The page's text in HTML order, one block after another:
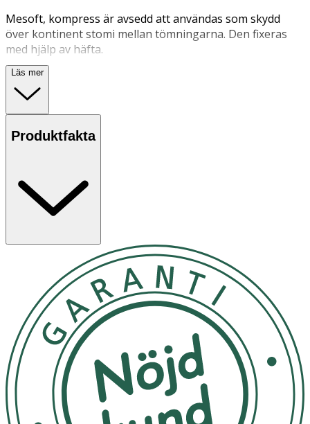
Mesoft, kompress är avsedd att användas som skydd
över kontinent stomi mellan tömningarna. Den fixeras
med hjälp av häfta.
Läs mer
Produktfakta